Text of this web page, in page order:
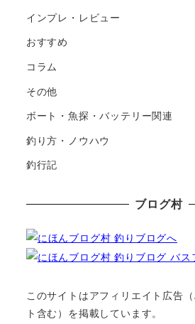
インプレ・レビュー
おすすめ
コラム
その他
ボート・魚探・バッテリー関連
釣り方・ノウハウ
釣行記
ブログ村
このサイトはアフィリエイト広告
ト含む）を掲載しています。